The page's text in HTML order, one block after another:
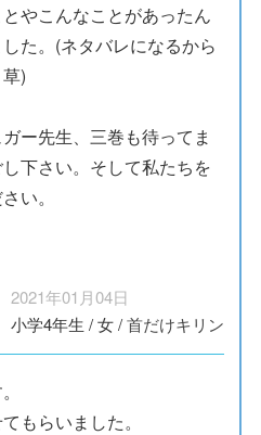
やこんなことがあったん
た。(ネタバレになるから
)
ー先生、三巻も待ってま
下さい。そして私たちを
い。
2021年01月04日
小学4年生 /女/首だけキリン
もらいました。